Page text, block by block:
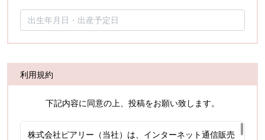
出生年月日・出産予定日
利用規約
下記内容に同意の上、投稿をお願い致します。
株式会社ピアリー（当社）は、インターネット通信販売